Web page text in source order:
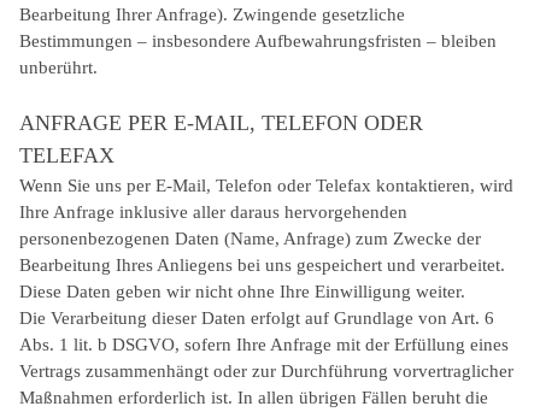
Bearbeitung Ihrer Anfrage). Zwingende gesetzliche
Bestimmungen – insbesondere Aufbewahrungsfristen – bleiben
unberührt.
ANFRAGE PER E-MAIL, TELEFON ODER
TELEFAX
Wenn Sie uns per E-Mail, Telefon oder Telefax kontaktieren, wird
Ihre Anfrage inklusive aller daraus hervorgehenden
personenbezogenen Daten (Name, Anfrage) zum Zwecke der
Bearbeitung Ihres Anliegens bei uns gespeichert und verarbeitet.
Diese Daten geben wir nicht ohne Ihre Einwilligung weiter.
Die Verarbeitung dieser Daten erfolgt auf Grundlage von Art. 6
Abs. 1 lit. b DSGVO, sofern Ihre Anfrage mit der Erfüllung eines
Vertrags zusammenhängt oder zur Durchführung vorvertraglicher
Maßnahmen erforderlich ist. In allen übrigen Fällen beruht die